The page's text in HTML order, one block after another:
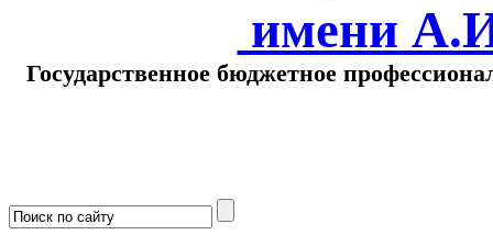
имени
Государственное бюджетное